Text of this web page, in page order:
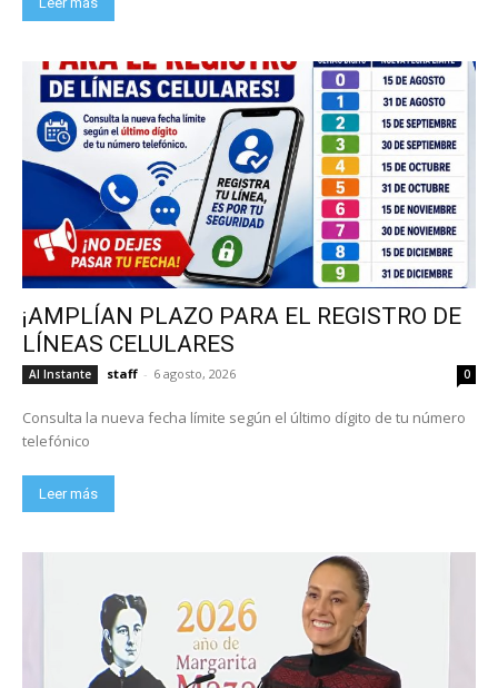
¡AMPLÍAN PLAZO PARA EL REGISTRO DE
LÍNEAS CELULARES
Al Instante staff - 6 agosto, 2026 0
Consulta la nueva fecha límite según el último dígito de tu número
telefónico
Leer más